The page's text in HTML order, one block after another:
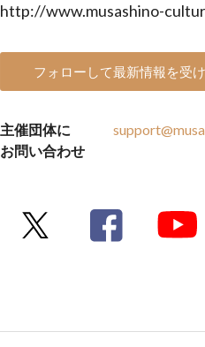
http://www.musashino-
フォローして最新情報を受
主催団体に
お問い合わせ